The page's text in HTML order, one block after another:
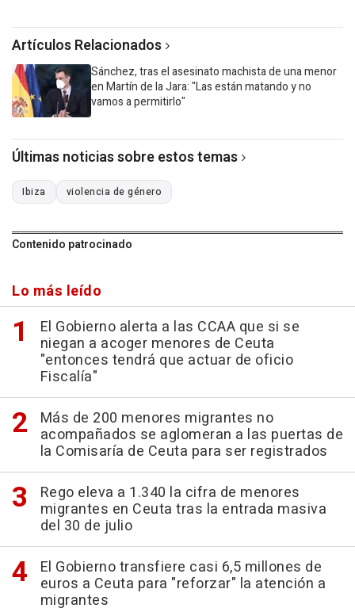
Artículos Relacionados
Sánchez, tras el asesinato machista de una menor
en Martín de la Jara: "Las están matando y no
vamos a permitirlo"
Últimas noticias sobre estos temas
Ibiza violencia de género
Contenido patrocinado
Lo más leído
El Gobierno alerta a las CCAA que si se
niegan a acoger menores de Ceuta
"entonces tendrá que actuar de oficio
Fiscalía"
Más de 200 menores migrantes no
acompañados se aglomeran a las puertas de
la Comisaría de Ceuta para ser registrados
Rego eleva a 1.340 la cifra de menores
migrantes en Ceuta tras la entrada masiva
del 30 de julio
El Gobierno transfiere casi 6,5 millones de
euros a Ceuta para "reforzar" la atención a
migrantes